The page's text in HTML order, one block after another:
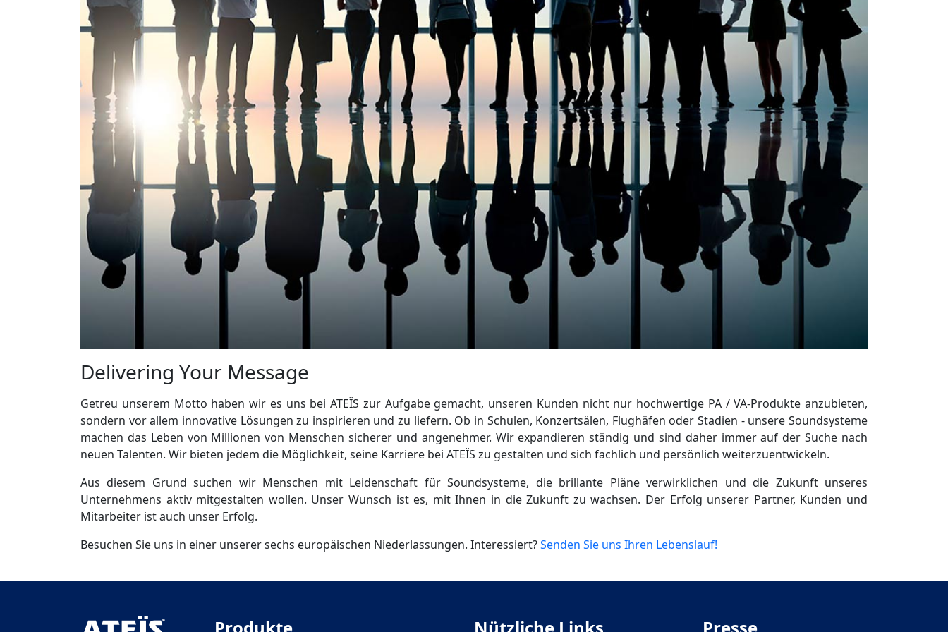
Delivering Your Message
Getreu unserem Motto haben wir es uns bei ATEÏS zur Aufgabe gemacht, unseren Kunden nicht nur hochwertige PA / VA-Produkte anzubieten,
sondern vor allem innovative Lösungen zu inspirieren und zu liefern. Ob in Schulen, Konzertsälen, Flughäfen oder Stadien - unsere Soundsysteme
machen das Leben von Millionen von Menschen sicherer und angenehmer. Wir expandieren ständig und sind daher immer auf der Suche nach
neuen Talenten. Wir bieten jedem die Möglichkeit, seine Karriere bei ATEÏS zu gestalten und sich fachlich und persönlich weiterzuentwickeln.
Aus diesem Grund suchen wir Menschen mit Leidenschaft für Soundsysteme, die brillante Pläne verwirklichen und die Zukunft unseres
Unternehmens aktiv mitgestalten wollen. Unser Wunsch ist es, mit Ihnen in die Zukunft zu wachsen. Der Erfolg unserer Partner, Kunden und
Mitarbeiter ist auch unser Erfolg.
Besuchen Sie uns in einer unserer sechs europäischen Niederlassungen. Interessiert?Senden Sie uns Ihren Lebenslauf!